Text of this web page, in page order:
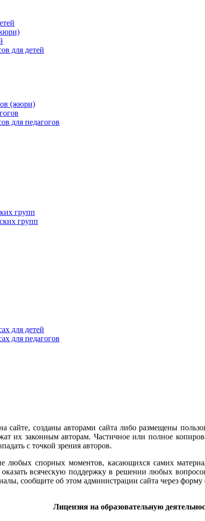
для детей
(жюри)
для педагогов
групп
групп
для детей
для педагогов
сайте, созданы авторами сайта либо размещены
их законным авторам. Частичное или полное
с точкой зрения авторов.
любых спорных моментов, касающихся самих
оказать всяческую поддержку в решении любых
сообщите об этом администрации сайта через форму
Лицензия на образовательную